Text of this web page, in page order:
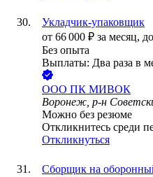
Укладчик-упаковщик
от 66 000 ₽ за месяц,
Без опыта
Выплаты: Два раза в
ООО ПК МИВОК
Воронеж, р-н
Можно без резюме
Откликнитесь среди
Откликнуться
Сборщик на